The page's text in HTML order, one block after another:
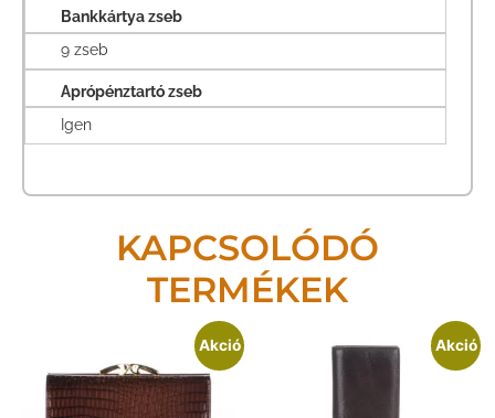
Bankkártya zseb
9 zseb
Aprópénztartó zseb
Igen
KAPCSOLÓDÓ
TERMÉKEK
Akció Akció